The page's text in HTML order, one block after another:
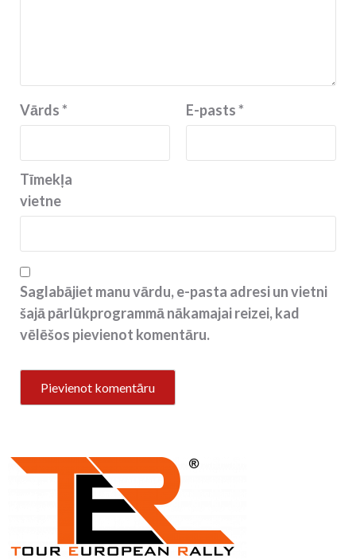
Vārds* E-pasts*
Tīmekļa
vietne
Saglabājiet manu vārdu, e-pasta adresi un vietni
šajā pārlūkprogrammā nākamajai reizei, kad
vēlēšos pievienot komentāru.